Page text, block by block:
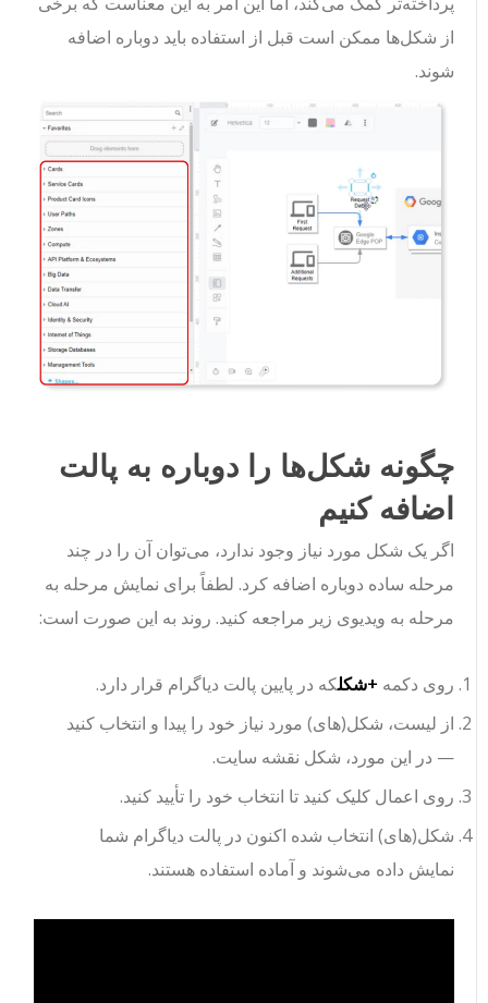
از شکل‌ها ممکن است قبل از استفاده باید دوباره اضافه
شوند.
چگونه شکل‌ها را دوباره به پالت
اضافه کنیم
اگر یک شکل مورد نیاز وجود ندارد، می‌توان آن را در چند
مرحله ساده دوباره اضافه کرد. لطفاً برای نمایش مرحله به
مرحله به ویدیوی زیر مراجعه کنید. روند به این صورت است:
روی دکمه+شکلکه در پایین پالت دیاگرام قرار دارد.
از لیست، شکل(های) مورد نیاز خود را پیدا و انتخاب کنید
— در این مورد، شکل نقشه سایت.
روی اعمال کلیک کنید تا انتخاب خود را تأیید کنید.
شکل(های) انتخاب شده اکنون در پالت دیاگرام شما
نمایش داده می‌شوند و آماده استفاده هستند.